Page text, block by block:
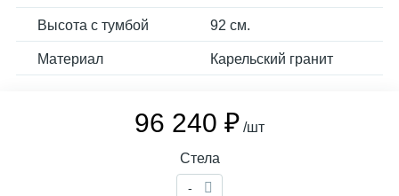
Высота с тумбой 92 см.
Материал Карельский гранит
96 240 ₽ /шт
Стела
-